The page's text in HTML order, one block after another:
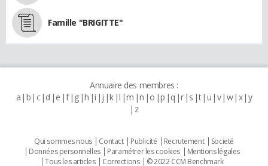
Famille "BRIGITTE"
Annuaire des membres :
a b c d e f g h i j k l m n o p q r s t u v w x y
z
Qui sommes nous Contact Publicité Recrutement
Societé
Données personnelles
Paramétrer les cookies
Mentions légales
Tous les articles
Corrections © 2022 CCM Benchmark